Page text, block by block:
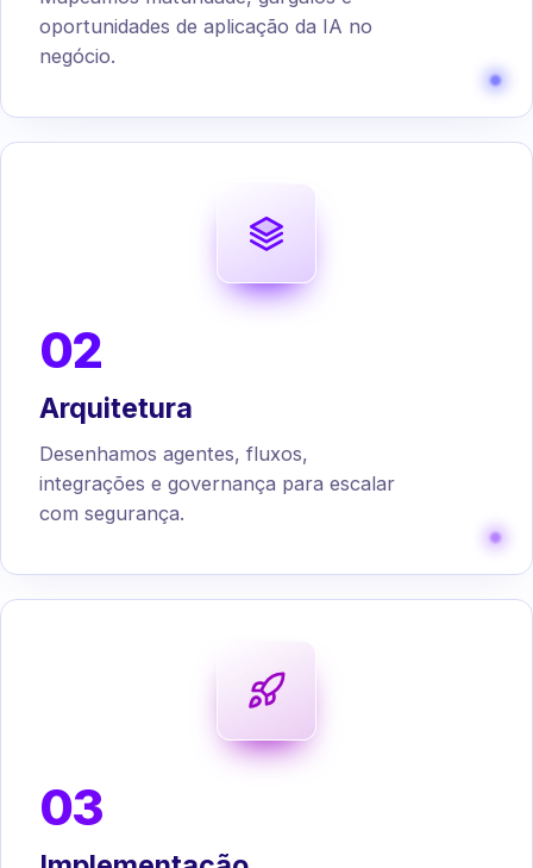
oportunidades de aplicação da IA no
negócio.
02
Arquitetura
Desenhamos agentes, fluxos,
integrações e governança para escalar
com segurança.
03